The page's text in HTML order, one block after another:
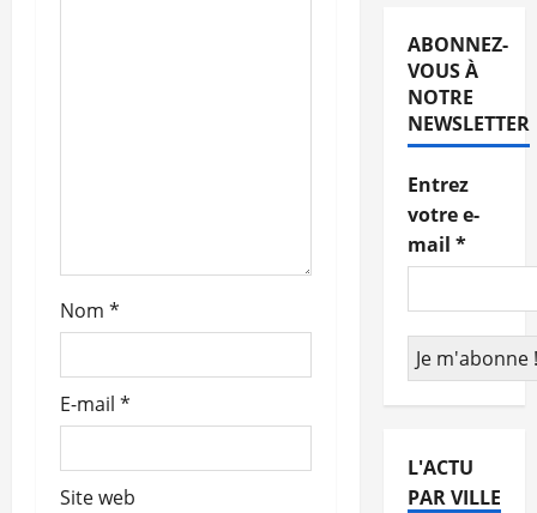
t
i
c
l
e
Nom *
E-mail *
Site web
ABONNEZ-
VOUS À
NOTRE
NEWSLETTER
Entrez
votre e-
mail *
L'ACTU
PAR VILLE